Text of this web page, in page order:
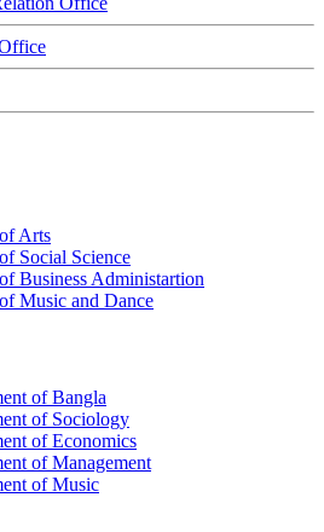
Arts
Social Science
Business Administartion
Music and Dance
of Bangla
of Sociology
of Economics
of Management
of Music